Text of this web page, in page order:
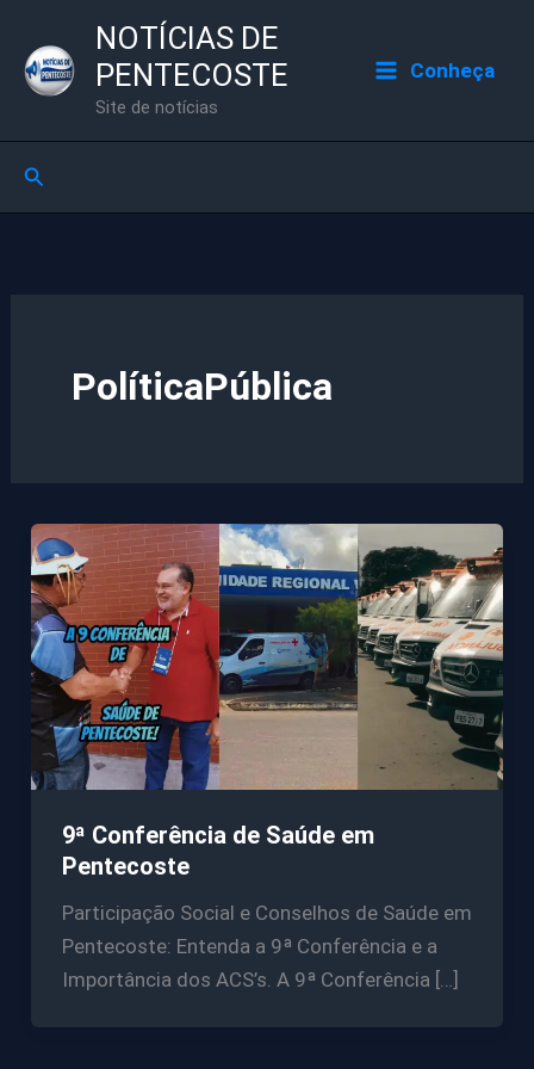
para
NOTÍCIAS DE
PENTECOSTE
Site de notícias
Conheça
Pesquisar
PolíticaPública
9ª Conferência de Saúde em
Pentecoste
Participação Social e Conselhos de Saúde em
Pentecoste: Entenda a 9ª Conferência e a
Importância dos ACS’s. A 9ª Conferência […]